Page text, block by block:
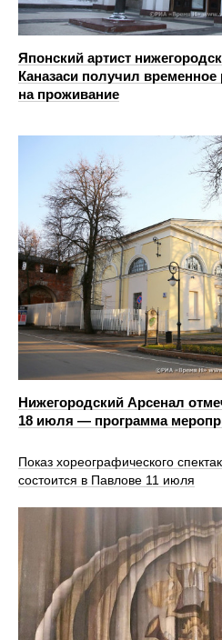
Японский артист
Каназаси получил временное
на проживание
Нижегородский Арсенал
18 июля — программа
Показ хореографического
состоится в Павлове 11 июля